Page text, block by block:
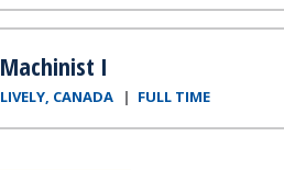
Machinist I
LIVELY, CANADA FULL TIME